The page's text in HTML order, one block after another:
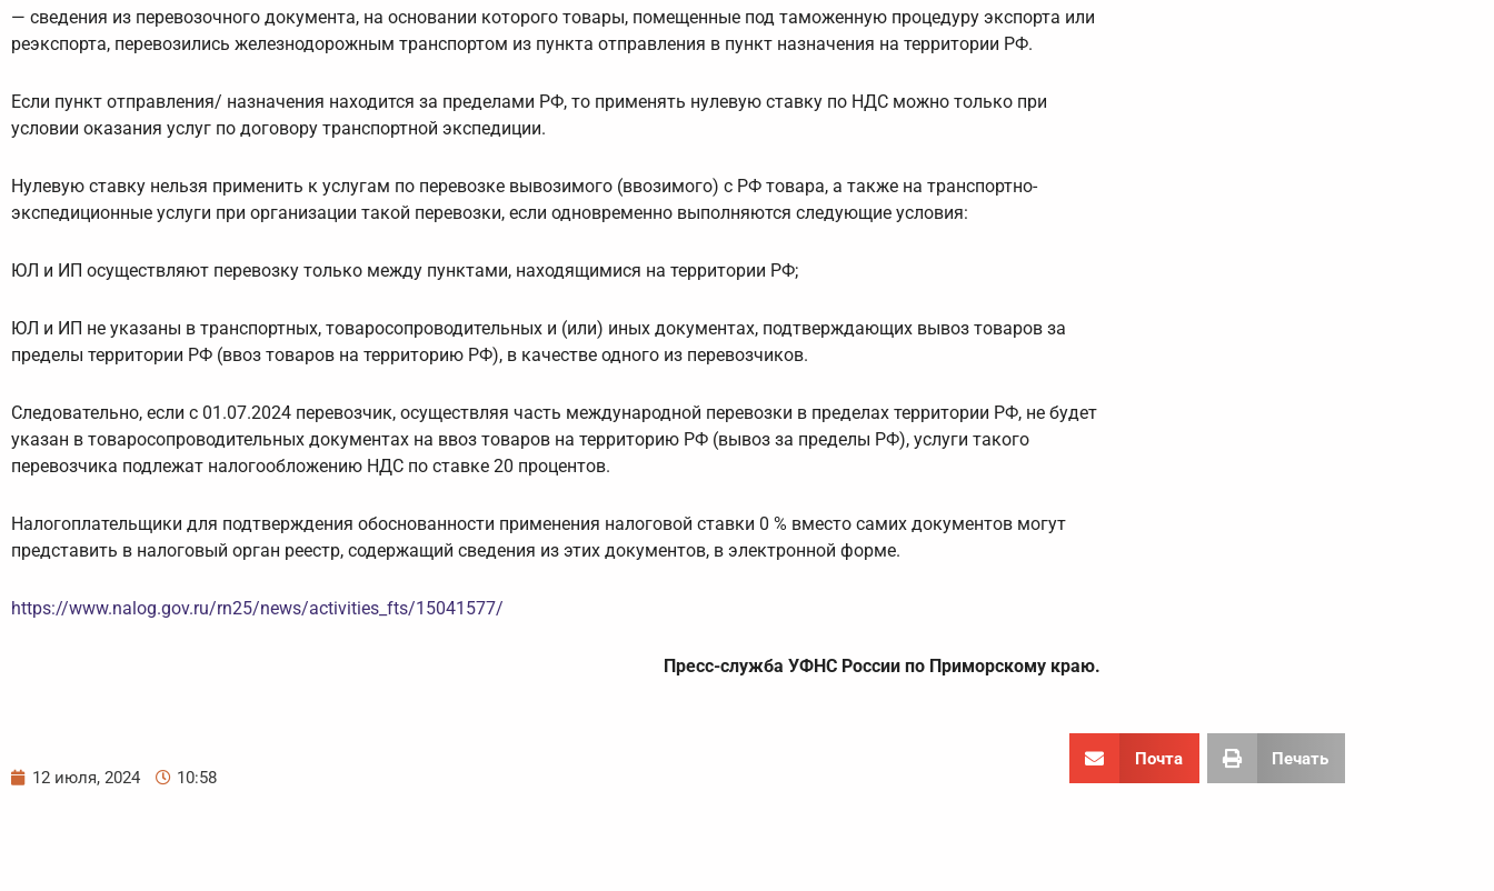
— сведения из перевозочного документа, на основании которого товары, помещенные под таможенную процедуру экспорта или
реэкспорта, перевозились железнодорожным транспортом из пункта отправления в пункт назначения на территории РФ.
Если пункт отправления/ назначения находится за пределами РФ, то применять нулевую ставку по НДС можно только при
условии оказания услуг по договору транспортной экспедиции.
Нулевую ставку нельзя применить к услугам по перевозке вывозимого (ввозимого) с РФ товара, а также на транспортно-
экспедиционные услуги при организации такой перевозки, если одновременно выполняются следующие условия:
ЮЛ и ИП осуществляют перевозку только между пунктами, находящимися на территории РФ;
ЮЛ и ИП не указаны в транспортных, товаросопроводительных и (или) иных документах, подтверждающих вывоз товаров за
пределы территории РФ (ввоз товаров на территорию РФ), в качестве одного из перевозчиков.
Следовательно, если с 01.07.2024 перевозчик, осуществляя часть международной перевозки в пределах территории РФ, не будет
указан в товаросопроводительных документах на ввоз товаров на территорию РФ (вывоз за пределы РФ), услуги такого
перевозчика подлежат налогообложению НДС по ставке 20 процентов.
Налогоплательщики для подтверждения обоснованности применения налоговой ставки 0 % вместо самих документов могут
представить в налоговый орган реестр, содержащий сведения из этих документов, в электронной форме.
https://www.nalog.gov.ru/rn25/news/activities_fts/15041577/
Пресс-служба УФНС России по Приморскому краю.
12 июля, 2024 10:58
Почта Печать